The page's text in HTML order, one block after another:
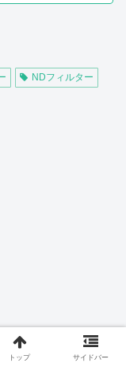
NDフィルター
トップ サイドバー